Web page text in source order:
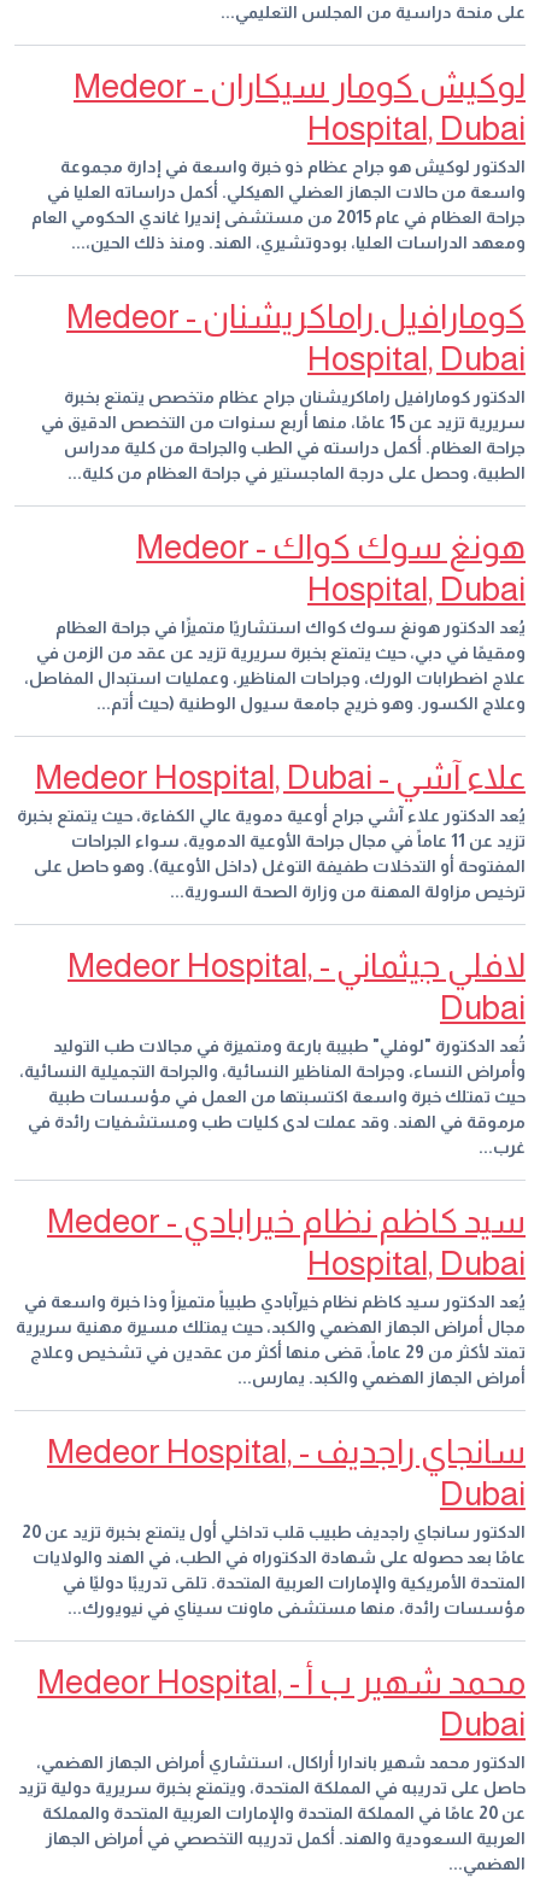
على منحة دراسية من المجلس التعليمي...
لوكيش كومار سيكاران - Medeor
Hospital, Dubai
الدكتور لوكيش هو جراح عظام ذو خبرة واسعة في إدارة مجموعة
واسعة من حالات الجهاز العضلي الهيكلي. أكمل دراساته العليا في
جراحة العظام في عام 2015 من مستشفى إنديرا غاندي الحكومي العام
ومعهد الدراسات العليا، بودوتشيري، الهند. ومنذ ذلك الحين،...
كومارافيل راماكريشنان - Medeor
Hospital, Dubai
الدكتور كومارافيل راماكريشنان جراح عظام متخصص يتمتع بخبرة
سريرية تزيد عن 15 عامًا، منها أربع سنوات من التخصص الدقيق في
جراحة العظام. أكمل دراسته في الطب والجراحة من كلية مدراس
الطبية، وحصل على درجة الماجستير في جراحة العظام من كلية...
هونغ سوك كواك - Medeor
Hospital, Dubai
يُعد الدكتور هونغ سوك كواك استشاريًا متميزًا في جراحة العظام
ومقيمًا في دبي، حيث يتمتع بخبرة سريرية تزيد عن عقد من الزمن في
علاج اضطرابات الورك، وجراحات المناظير، وعمليات استبدال المفاصل،
وعلاج الكسور. وهو خريج جامعة سيول الوطنية (حيث أتم...
علاء آشي - Medeor Hospital, Dubai
يُعد الدكتور علاء آشي جراح أوعية دموية عالي الكفاءة، حيث يتمتع بخبرة
تزيد عن 11 عاماً في مجال جراحة الأوعية الدموية، سواء الجراحات
المفتوحة أو التدخلات طفيفة التوغل (داخل الأوعية). وهو حاصل على
ترخيص مزاولة المهنة من وزارة الصحة السورية...
لافلي جيثماني - Medeor Hospital,
Dubai
تُعد الدكتورة "لوفلي" طبيبة بارعة ومتميزة في مجالات طب التوليد
وأمراض النساء، وجراحة المناظير النسائية، والجراحة التجميلية النسائية،
حيث تمتلك خبرة واسعة اكتسبتها من العمل في مؤسسات طبية
مرموقة في الهند. وقد عملت لدى كليات طب ومستشفيات رائدة في
غرب...
سيد كاظم نظام خيرابادي - Medeor
Hospital, Dubai
يُعد الدكتور سيد كاظم نظام خيرآبادي طبيباً متميزاً وذا خبرة واسعة في
مجال أمراض الجهاز الهضمي والكبد، حيث يمتلك مسيرة مهنية سريرية
تمتد لأكثر من 29 عاماً، قضى منها أكثر من عقدين في تشخيص وعلاج
أمراض الجهاز الهضمي والكبد. يمارس...
سانجاي راجديف - Medeor Hospital,
Dubai
الدكتور سانجاي راجديف طبيب قلب تداخلي أول يتمتع بخبرة تزيد عن 20
عامًا بعد حصوله على شهادة الدكتوراه في الطب، في الهند والولايات
المتحدة الأمريكية والإمارات العربية المتحدة. تلقى تدريبًا دوليًا في
مؤسسات رائدة، منها مستشفى ماونت سيناي في نيويورك...
محمد شهير ب أ - Medeor Hospital,
Dubai
الدكتور محمد شهير باندارا أراكال، استشاري أمراض الجهاز الهضمي،
حاصل على تدريبه في المملكة المتحدة، ويتمتع بخبرة سريرية دولية تزيد
عن 20 عامًا في المملكة المتحدة والإمارات العربية المتحدة والمملكة
العربية السعودية والهند. أكمل تدريبه التخصصي في أمراض الجهاز
الهضمي...